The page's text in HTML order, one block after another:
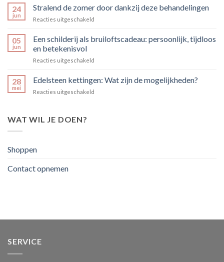
alles
weten
perfecte
geschenk
een
24
jun
Stralend de zomer door dankzij deze behandelingen
Reacties uitgeschakeld
zomer
behandelingen
05
jun
Een schilderij als bruiloftscadeau: persoonlijk, tijdloos
en betekenisvol
Reacties uitgeschakeld
schilderij
als
28
mei
Edelsteen kettingen: Wat zijn de mogelijkheden?
Reacties uitgeschakeld
WAT WIL JE DOEN?
Shoppen
Contact opnemen
SERVICE